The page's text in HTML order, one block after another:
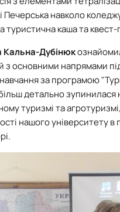
Печерська навколо
туристична каша та
Кальна-Дубінюк
з основними напрямами
за програмою
детально зупинилася
туризмі та
нашого університету в